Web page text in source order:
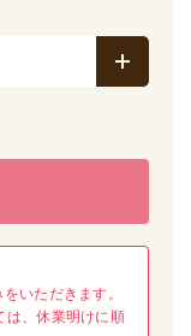
いただきます。
は、休業明けに順